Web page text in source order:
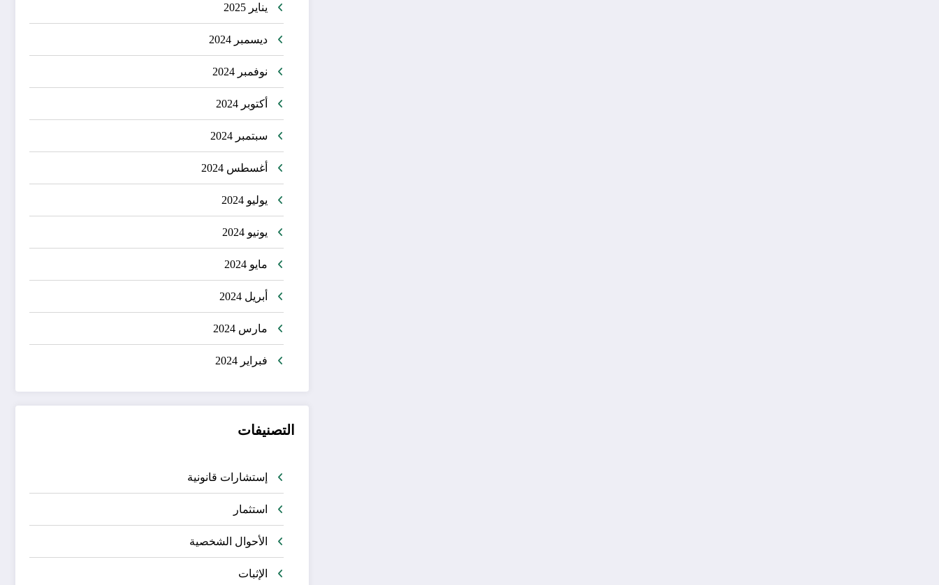
يناير 2025
ديسمبر 2024
نوفمبر 2024
أكتوبر 2024
سبتمبر 2024
أغسطس 2024
يوليو 2024
يونيو 2024
مايو 2024
أبريل 2024
مارس 2024
فبراير 2024
التصنيفات
إستشارات قانونية
استثمار
الأحوال الشخصية
الإثبات